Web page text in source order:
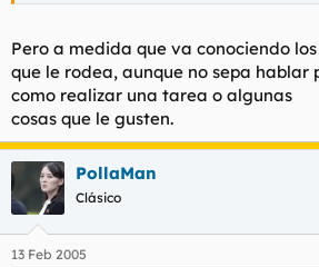
Pero a medida que va conociendo
que le rodea, aunque no sepa hablar
como realizar una tarea o algunas
cosas que le gusten.
PollaMan
Clásico
13 Feb 2005